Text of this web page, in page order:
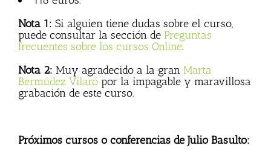
Nota 1: Si alguien tiene dudas sobre el curso,
puede consultar la sección de Preguntas
frecuentes sobre los cursos Online.
Nota 2: Muy agradecido a la gran Marta
Bermúdez Vilaró por la impagable y maravillosa
grabación de este curso.
Próximos cursos o conferencias de Julio Basulto: